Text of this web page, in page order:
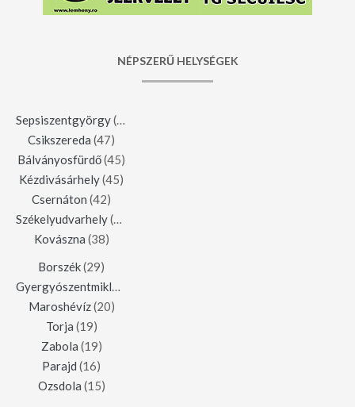
NÉPSZERŰ HELYSÉGEK
Sepsiszentgyörgy(123)
Csikszereda (47)
Bálványosfürdő(45)
Kézdivásárhely(45)
Csernáton (42)
Székelyudvarhely(42)
Kovászna (38)
Borszék(29)
Gyergyószentmiklós
Maroshévíz(20)
Torja (19)
Zabola (19)
Parajd (16)
Ozsdola (15)